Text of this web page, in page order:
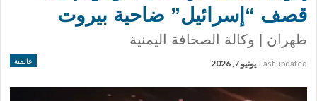
قصف “إسرائيل” ضاحية بيروت
طهران | وكالة الصحافة اليمنية
عالمية Last updated يونيو 7, 2026